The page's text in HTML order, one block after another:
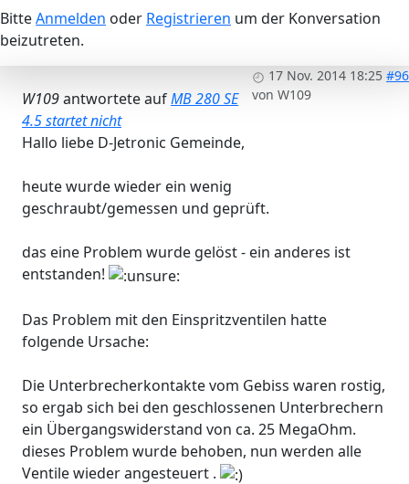
BitteAnmelden oder Registrieren um der Konversation
beizutreten.
17 Nov. 2014 18:25 #96
von W109
W109antwortete aufMB 280 SE
4.5 startet nicht
Hallo liebe D-Jetronic Gemeinde,
heute wurde wieder ein wenig
geschraubt/gemessen und geprüft.
das eine Problem wurde gelöst - ein anderes ist
entstanden!
Das Problem mit den Einspritzventilen hatte
folgende Ursache:
Die Unterbrecherkontakte vom Gebiss waren rostig,
so ergab sich bei den geschlossenen Unterbrechern
ein Übergangswiderstand von ca. 25 MegaOhm.
dieses Problem wurde behoben, nun werden alle
Ventile wieder angesteuert .